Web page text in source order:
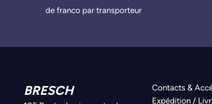
de franco par transporteur
BRESCH
Contacts &
Expédition /